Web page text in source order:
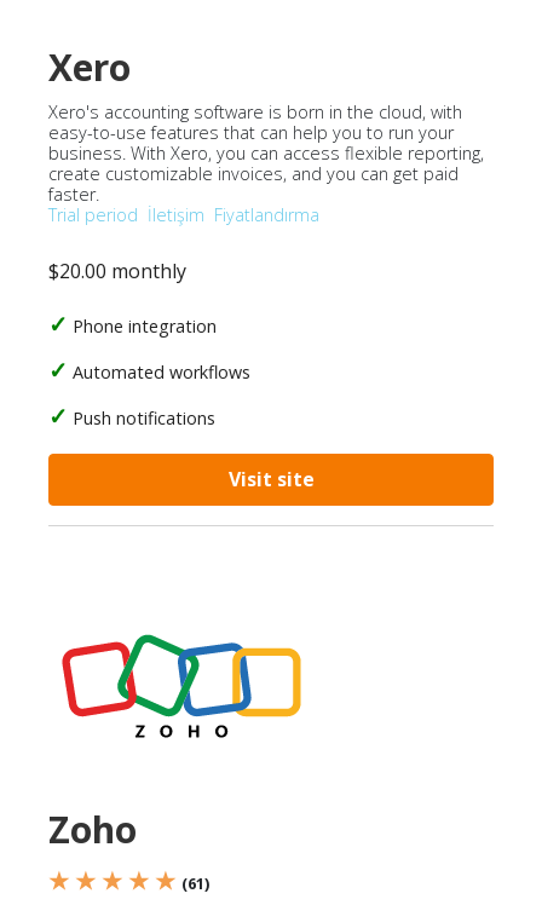
Xero
Xero's accounting software is born in the cloud, with
easy-to-use features that can help you to run your
business. With Xero, you can access flexible reporting,
create customizable invoices, and you can get paid
faster.
Trial period İletişim Fiyatlandırma
$20.00 monthly
Phone integration
Automated workflows
Push notifications
Visit site
Zoho
★ ★ ★ ★ ★ (61)